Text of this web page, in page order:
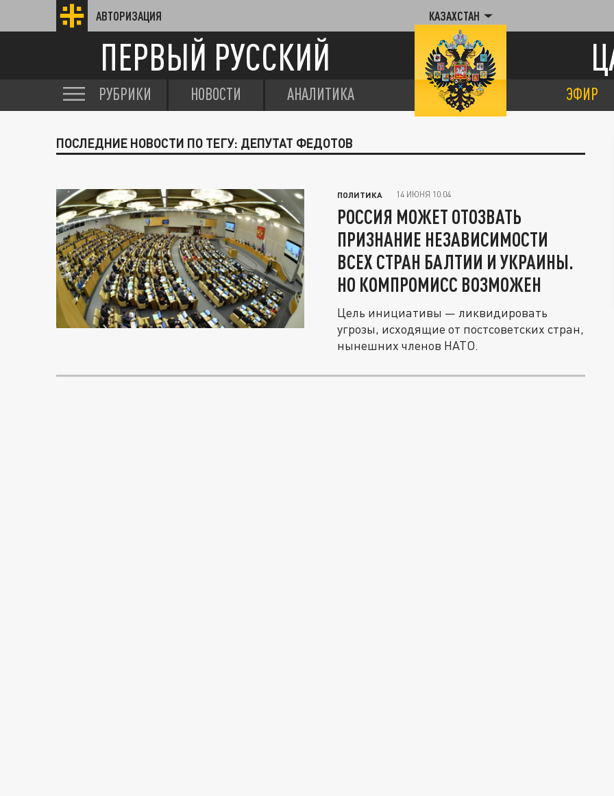
АВТОРИЗАЦИЯ КАЗАХСТАН
ПЕРВЫЙ РУССКИЙ
РУБРИКИ НОВОСТИ АНАЛИТИКА ЭФИР
ПОСЛЕДНИЕ НОВОСТИ ПО ТЕГУ: ДЕПУТАТ ФЕДОТОВ
ПОЛИТИКА 14 ИЮНЯ 10:04
РОССИЯ МОЖЕТ ОТОЗВАТЬ
ПРИЗНАНИЕ НЕЗАВИСИМОСТИ
ВСЕХ СТРАН БАЛТИИ И УКРАИНЫ.
НО КОМПРОМИСС ВОЗМОЖЕН
Цель инициативы — ликвидировать
угрозы, исходящие от постсоветских стран,
нынешних членов НАТО.